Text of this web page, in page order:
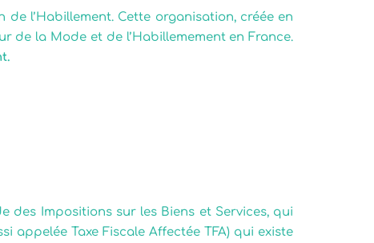
l’Habillement. Cette organisation, créée en
de la Mode et de l’Habillemement en France.
des Impositions sur les Biens et Services, qui
appelée Taxe Fiscale Affectée TFA) qui existe